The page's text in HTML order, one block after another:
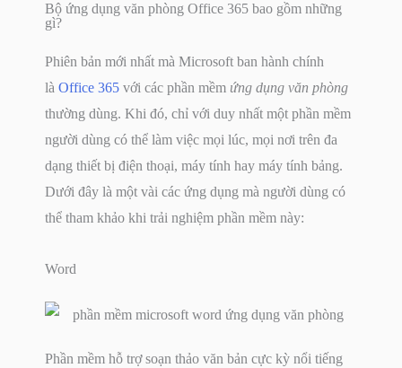
Bộ ứng dụng văn phòng Office 365 bao gồm những
gì?
Phiên bản mới nhất mà Microsoft ban hành chính
là Office 365 với các phần mềm ứng dụng văn phòng
thường dùng. Khi đó, chỉ với duy nhất một phần mềm
người dùng có thể làm việc mọi lúc, mọi nơi trên đa
dạng thiết bị điện thoại, máy tính hay máy tính bảng.
Dưới đây là một vài các ứng dụng mà người dùng có
thể tham khảo khi trải nghiệm phần mềm này:
Word
Phần mềm hỗ trợ soạn thảo văn bản cực kỳ nổi tiếng